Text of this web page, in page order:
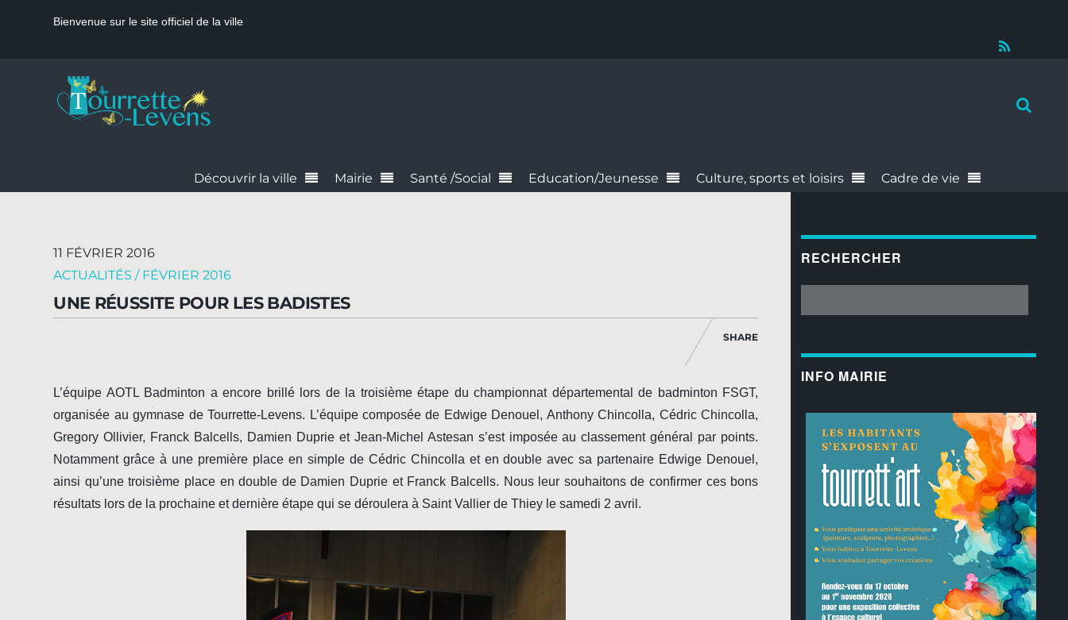
Bienvenue sur le site officiel de la ville
Découvrir la ville Mairie Santé /Social Education/Jeunesse Culture, sports et loisirs Cadre de vie
11 FÉVRIER 2016
ACTUALITÉS / FÉVRIER 2016
UNE RÉUSSITE POUR LES BADISTES
SHARE
L’équipe AOTL Badminton a encore brillé lors de la troisième étape du championnat départemental de badminton FSGT,
organisée au gymnase de Tourrette-Levens. L’équipe composée de Edwige Denouel, Anthony Chincolla, Cédric Chincolla,
Gregory Ollivier, Franck Balcells, Damien Duprie et Jean-Michel Astesan s’est imposée au classement général par points.
Notamment grâce à une première place en simple de Cédric Chincolla et en double avec sa partenaire Edwige Denouel,
ainsi qu’une troisième place en double de Damien Duprie et Franck Balcells. Nous leur souhaitons de confirmer ces bons
résultats lors de la prochaine et dernière étape qui se déroulera à Saint Vallier de Thiey le samedi 2 avril.
RECHERCHER
INFO MAIRIE